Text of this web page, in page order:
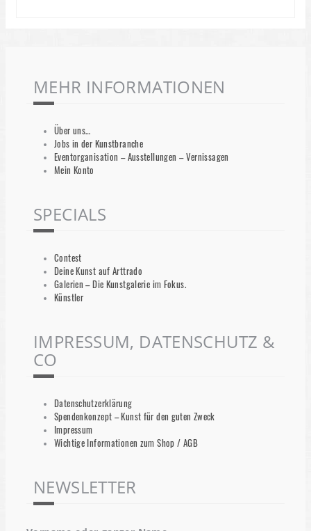
MEHR INFORMATIONEN
Über uns…
Jobs in der Kunstbranche
Eventorganisation – Ausstellungen – Vernissagen
Mein Konto
SPECIALS
Contest
Deine Kunst auf Arttrado
Galerien – Die Kunstgalerie im Fokus.
Künstler
IMPRESSUM, DATENSCHUTZ &
CO
Datenschutzerklärung
Spendenkonzept – Kunst für den guten Zweck
Impressum
Wichtige Informationen zum Shop / AGB
NEWSLETTER